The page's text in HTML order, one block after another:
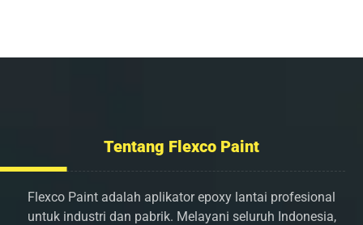
Tentang Flexco Paint
Flexco Paint adalah aplikator epoxy lantai profesional
untuk industri dan pabrik. Melayani seluruh Indonesia,